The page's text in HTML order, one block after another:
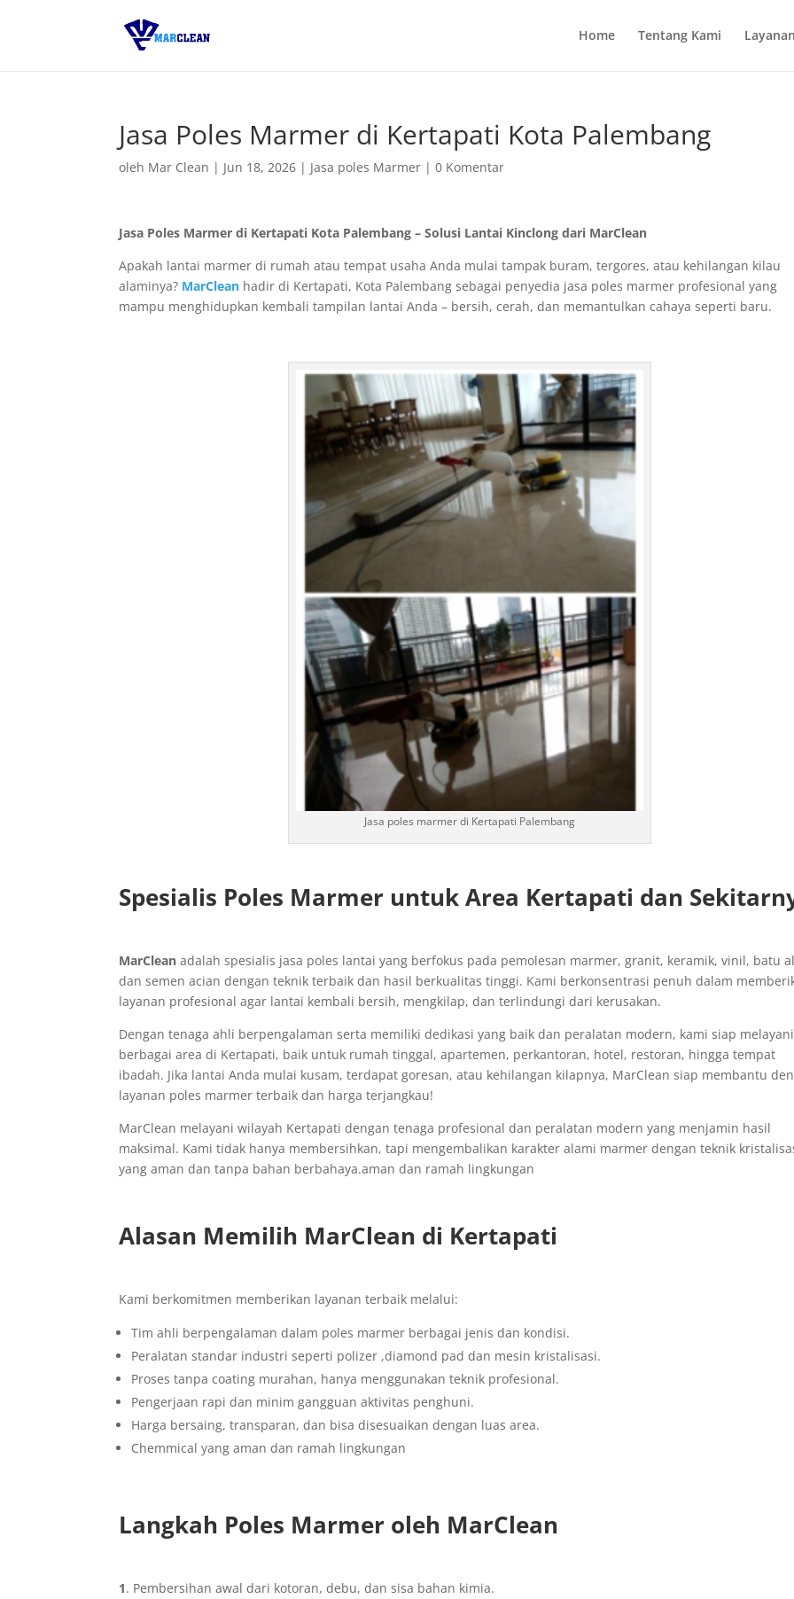
Home Tentang Kami
Jasa Poles Marmer di Kertapati Kota Palembang
oleh Mar Clean | Jun 18, 2026 | Jasa poles Marmer |0 Komentar
Jasa Poles Marmer di Kertapati Kota Palembang – Solusi Lantai Kinclong dari MarClean
Apakah lantai marmer di rumah atau tempat usaha Anda mulai tampak buram, tergores, atau kehilangan kilau
alaminya? MarClean hadir di Kertapati, Kota Palembang sebagai penyedia jasa poles marmer profesional yang
mampu menghidupkan kembali tampilan lantai Anda – bersih, cerah, dan memantulkan cahaya seperti baru.
Jasa poles marmer di Kertapati Palembang
Spesialis Poles Marmer untuk Area Kertapati dan
MarClean adalah spesialis jasa poles lantai yang berfokus pada pemolesan marmer, granit, keramik, vinil, batu
dan semen acian dengan teknik terbaik dan hasil berkualitas tinggi. Kami berkonsentrasi penuh dalam
layanan profesional agar lantai kembali bersih, mengkilap, dan terlindungi dari kerusakan.
Dengan tenaga ahli berpengalaman serta memiliki dedikasi yang baik dan peralatan modern, kami siap melayani
berbagai area di Kertapati, baik untuk rumah tinggal, apartemen, perkantoran, hotel, restoran, hingga tempat
ibadah. Jika lantai Anda mulai kusam, terdapat goresan, atau kehilangan kilapnya, MarClean siap membantu
layanan poles marmer terbaik dan harga terjangkau!
MarClean melayani wilayah Kertapati dengan tenaga profesional dan peralatan modern yang menjamin hasil
maksimal. Kami tidak hanya membersihkan, tapi mengembalikan karakter alami marmer dengan teknik
yang aman dan tanpa bahan berbahaya.aman dan ramah lingkungan
Alasan Memilih MarClean di Kertapati
Kami berkomitmen memberikan layanan terbaik melalui:
Tim ahli berpengalaman dalam poles marmer berbagai jenis dan kondisi.
Peralatan standar industri seperti polizer ,diamond pad dan mesin kristalisasi.
Proses tanpa coating murahan, hanya menggunakan teknik profesional.
Pengerjaan rapi dan minim gangguan aktivitas penghuni.
Harga bersaing, transparan, dan bisa disesuaikan dengan luas area.
Chemmical yang aman dan ramah lingkungan
Langkah Poles Marmer oleh MarClean
1. Pembersihan awal dari kotoran, debu, dan sisa bahan kimia.